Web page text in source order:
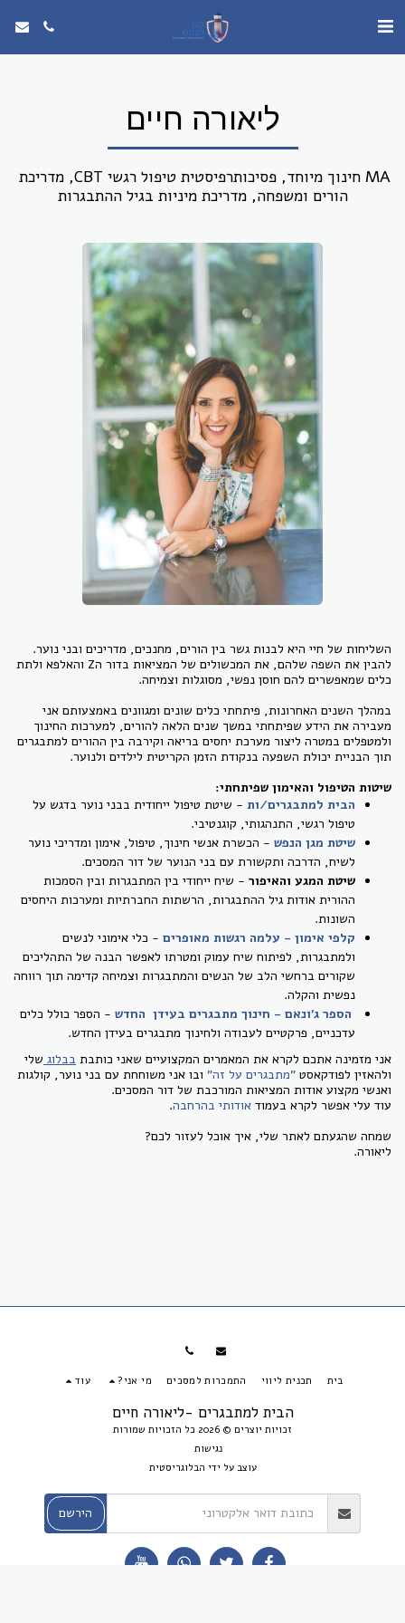
ליאורה חיים
הורים ומשפחה, מדריכת מיניות בגיל ההתבגרות
השליחות של חיי היא לבנות גשר בין הורים, מחנכים, מדריכים ובני נוער.
להבין את השפה שלהם, את המכשולים של המציאות בדור הZ והאלפא ולתת
כלים שמאפשרים להם חוסן נפשי, מסוגלות וצמיחה.
במהלך השנים האחרונות, פיתחתי כלים שונים ומגוונים באמצעותם אני
מעבירה את הידע שפיתחתי במשך שנים הלאה להורים, למערכות החינוך
ולמטפלים במטרה ליצור מערכת יחסים בריאה וקירבה בין ההורים למתבגרים
תוך הבניית יכולת השפעה בנקודת הזמן הקריטית לילדים ולנוער.
שיטות הטיפול והאימון שפיתחתי:
הבית למתבגרים/ות - שיטת טיפול ייחודית בבני נוער בדגש על
טיפול רגשי, התנהגותי, קוגנטיבי.
שיטת מגן הנפש - הכשרת אנשי חינוך, טיפול, אימון ומדריכי נוער
לשיח, הדרכה ותקשורת עם בני הנוער של דור המסכים.
שיטת המגע והאיפור - שיח ייחודי בין המתבגרות ובין הסמכות
ההורית אודות גיל ההתבגרות, הרשתות החברתיות ומערכות היחסים
השונות.
קלפי אימון - עלמה רגשות מאופרים - כלי אימוני לנשים
ולמתבגרות, לפיתוח שיח עמוק ומטרתו לאפשר הבנה של התהליכים
שקורים ברחשי הלב של הנשים והמתבגרות וצמיחה קדימה תוך רווחה
נפשית והקלה.
הספר ג'ונאם - חינוך מתבגרים בעידן החדש - הספר כולל כלים
עדכניים, פרקטיים לעבודה ולחינוך מתבגרים בעידן החדש.
אני מזמינה אתכם לקרא את המאמרים המקצועיים שאני כותבת בבלוג שלי
ולהאזין לפודקאסט "מתבגרים על זה" ובו אני משוחחת עם בני נוער, קולגות
ואנשי מקצוע אודות המציאות המורכבת של דור המסכים.
עוד עלי אפשר לקרא בעמוד אודותי בהרחבה.
שמחה שהגעתם לאתר שלי, איך אוכל לעזור לכם?
ליאורה.
הבית למתבגרים -ליאורה חיים
זכויות יוצרים © 2026 כל הזכויות שמורות
נגישות
עוצב על ידי הבלוגריסטית
בית תכנית ליווי התמכרות למסכים מי אני? עוד
הירשם